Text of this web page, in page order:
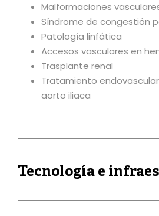
Malformaciones
Síndrome de congestión
Patología linfática
Accesos vasculares en
Trasplante renal
Tratamiento
aorto iliaca
Tecnología e